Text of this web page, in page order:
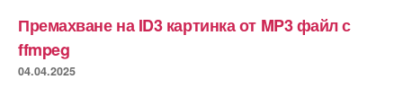
Премахване на ID3 картинка от MP3 файл с
ffmpeg
04.04.2025